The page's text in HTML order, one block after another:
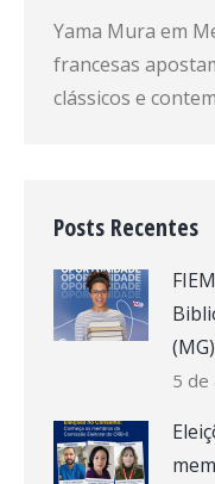
Yama Mura em
francesas
clássicos e
Posts Recentes
(MG)
5 de